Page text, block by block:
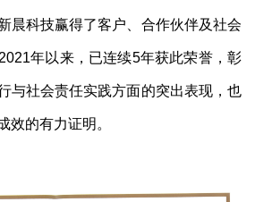
晨科技赢得了客户、合作伙伴及社会
年以来，已连续5年获此荣誉，彰
与社会责任实践方面的突出表现，也
效的有力证明。